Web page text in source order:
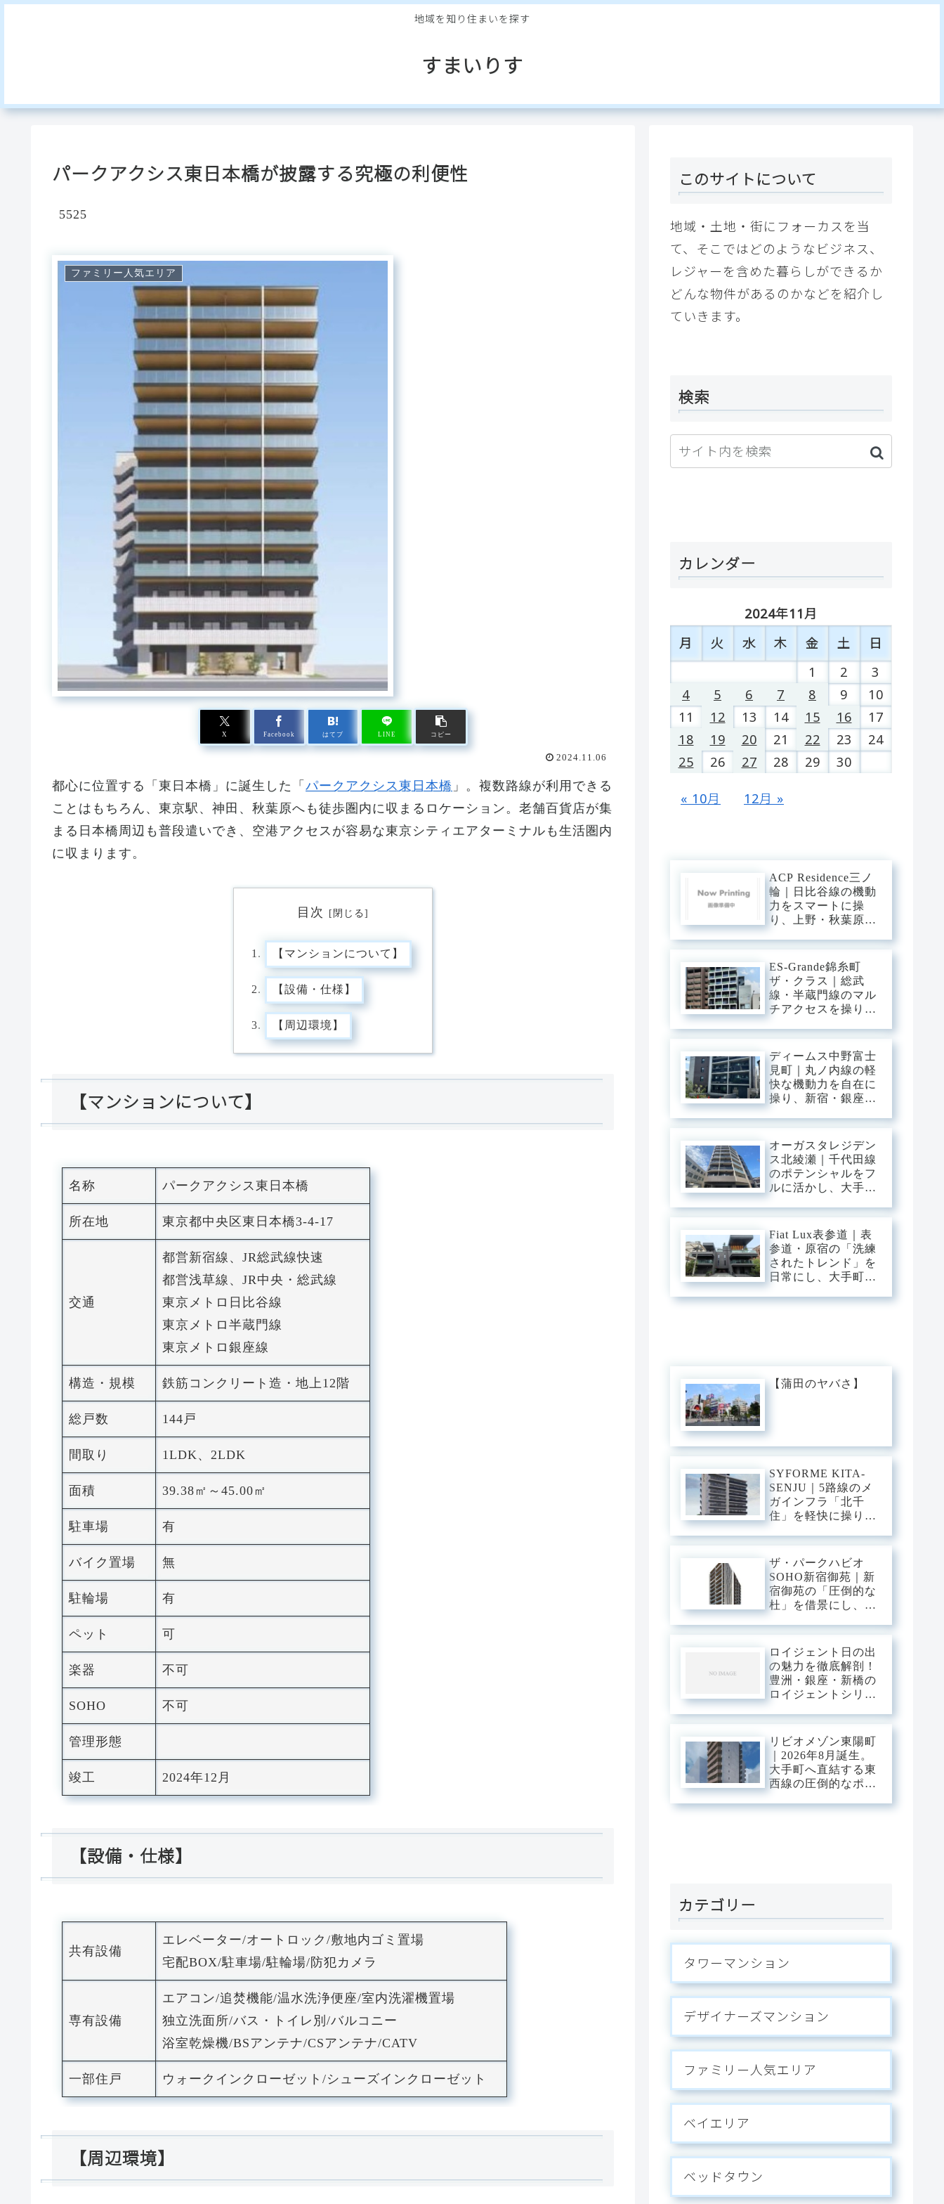
地域を知り住まいを探す
すまいりす
パークアクシス東日本橋が披露する究極の利便性
5525
ファミリー人気エリア
X Facebook はてブ LINE コピー
2024.11.06
都心に位置する「東日本橋」に誕生した「 パークアクシス東日本橋 」。複数路線が利用できる
ことはもちろん、東京駅、神田、秋葉原へも徒歩圏内に収まるロケーション。老舗百貨店が集
まる日本橋周辺も普段遣いでき、空港アクセスが容易な東京シティエアターミナルも生活圏内
に収まります。
目次
【マンションについて】
【設備・仕様】
【周辺環境】
【マンションについて】
名称 パークアクシス東日本橋
所在地 東京都中央区東日本橋3-4-17
交通
都営新宿線、JR総武線快速
都営浅草線、JR中央・総武線
東京メトロ日比谷線
東京メトロ半蔵門線
東京メトロ銀座線
構造・規模 鉄筋コンクリート造・地上12階
総戸数 144戸
間取り 1LDK、2LDK
面積 39.38㎡～45.00㎡
駐車場 有
バイク置場 無
駐輪場 有
ペット 可
楽器 不可
SOHO 不可
管理形態
竣工 2024年12月
【設備・仕様】
共有設備
エレベーター/オートロック/敷地内ゴミ置場
宅配BOX/駐車場/駐輪場/防犯カメラ
専有設備
エアコン/追焚機能/温水洗浄便座/室内洗濯機置場
独立洗面所/バス・トイレ別/バルコニー
浴室乾燥機/BSアンテナ/CSアンテナ/CATV
一部住戸 ウォークインクローゼット/シューズインクローゼット
【周辺環境】
このサイトについて
地域・土地・街にフォーカスを当
て、そこではどのようなビジネス、
レジャーを含めた暮らしができるか
どんな物件があるのかなどを紹介し
ていきます。
検索
カレンダー
2024年11月
月
火 水 木 金 土
日
1
2
3
4
5 6 7 8 9
10
11
12 13 14 15 16
17
18
19 20 21 22 23
24
25
26 27 28 29 30
« 10月 12月 »
ACP Residence三ノ
輪｜日比谷線の機動
力をスマートに操
り、上野・秋葉原・
三ノ輪の「味わい深
い情緒」を普段使い
にし、静穏な私域に
寛ぐアーバン・ベー
ス。
ES-Grande錦糸町
ザ・クラス｜総武
線・半蔵門線のマル
チアクセスを操り、
へ一直線。錦糸町の
「先進インフラ」を
普段使いにし、静穏
な私域に寛ぐアーバ
ン・ベース。
ディームス中野富士
見町｜丸ノ内線の軽
快な機動力を自在に
操り、新宿・銀座・
野・弥生町の「静穏
な平穏」に還る、洗
練のアーバン・スタ
イリッシュベース。
オーガスタレジデン
ス北綾瀬｜千代田線
のポテンシャルをフ
ルに活かし、大手
へダイレクト。東和
の「閑静な平穏」と
緑に憩う、機能美あ
ふれるスタイリッシ
ュ・ベース。
Fiat Lux表参道｜表
参道・原宿の「洗練
されたトレンド」を
日常にし、大手町・
クト。神宮前の邸宅
【蒲田のヤバさ】
SYFORME KITA-
SENJU｜5路線のメ
ガインフラ「北千
住」を軽快に操り、
野へダイレクト。駅
前の圧倒的な躍動
と、分譲仕様の「洗
練された静穏」が美
しくリンクするスタ
イリッシュ・ベー
ス。
ザ・パークハビオ
SOHO新宿御苑｜新
宿御苑の「圧倒的な
杜」を借景にし、新
内に収める。職住の
境界を美しく溶か
す、三菱地所レジデ
ンスが贈るハイエン
ドSOHOステージ。
ロイジェント日の出
の魅力を徹底解剖！
豊洲・銀座・新橋の
ロイジェントシリー
リビオメゾン東陽町
｜2026年8月誕生。
大手町へ直結する東
西線の圧倒的なポテ
し、江東の「豊かな
カテゴリー
タワーマンション
デザイナーズマンション
ファミリー人気エリア
ベイエリア
ベッドタウン